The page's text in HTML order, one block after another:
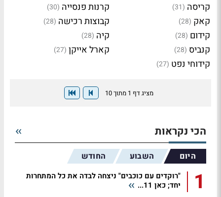
קריסה (31) קרנות פנסייה (30)
קאק (28) קבוצות רכישה (28)
קידום (28) קיה (28)
קנביס (28) קארל אייקן (27)
קידוחי נפט (27)
מציג דף 1 מתוך 10
הכי נקראות
היום השבוע החודש
1
"רוקדים עם כוכבים" ניצחה לבדה את כל המתחרות
יחד; כאן 11...